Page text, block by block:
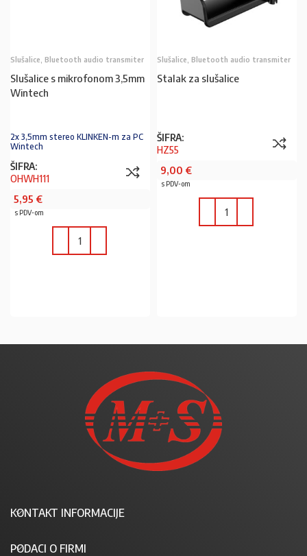
Slušalice, Bluetooth audio transmiter
Slušalice s mikrofonom 3,5mm
Wintech
2x 3,5mm stereo KLINKEN-m za PC
Wintech
ŠIFRA:
OHWH111
5,95 €
s PDV-om
Slušalice, Bluetooth audio transmiter
Stalak za slušalice
ŠIFRA:
HZ55
9,00 €
s PDV-om
KONTAKT INFORMACIJE
PODACI O FIRMI